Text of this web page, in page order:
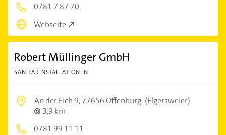
0781 7 87 70
Webseite
Robert Müllinger GmbH
SANITÄRINSTALLATIONEN
An der Eich 9,77656 Offenburg (Elgersweier)
3,9 km
0781 99 11 11